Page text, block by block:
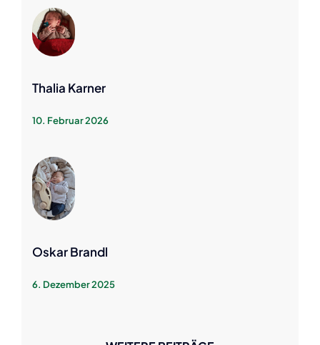
Thalia Karner
10. Februar 2026
Oskar Brandl
6. Dezember 2025